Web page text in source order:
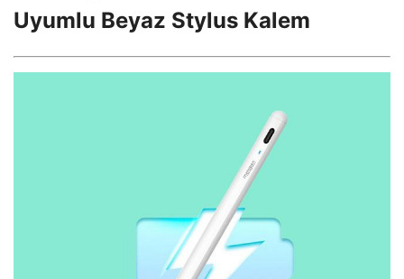
Uyumlu Beyaz Stylus Kalem